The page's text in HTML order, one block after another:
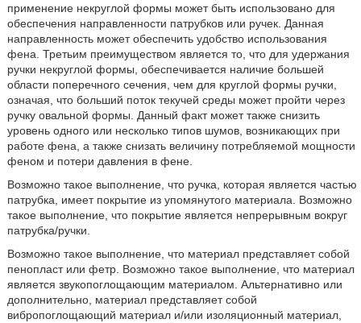
применение некруглой формы может быть использовано для
обеспечения направленности патрубков или ручек. Данная
направленность может обеспечить удобство использования
фена. Третьим преимуществом является то, что для удержания
ручки некруглой формы, обеспечивается наличие большей
области поперечного сечения, чем для круглой формы ручки,
означая, что больший поток текучей среды может пройти через
ручку овальной формы. Данный факт может также снизить
уровень одного или несколько типов шумов, возникающих при
работе фена, а также снизать величину потребляемой мощности
феном и потери давления в фене.
Возможно такое выполнение, что ручка, которая является частью
патрубка, имеет покрытие из упомянутого материала. Возможно
такое выполнение, что покрытие является непрерывным вокруг
патрубка/ручки.
Возможно такое выполнение, что материал представляет собой
пенопласт или фетр. Возможно такое выполнение, что материал
является звукопоглощающим материалом. Альтернативно или
дополнительно, материал представляет собой
вибропоглощающий материал и/или изоляционный материал,